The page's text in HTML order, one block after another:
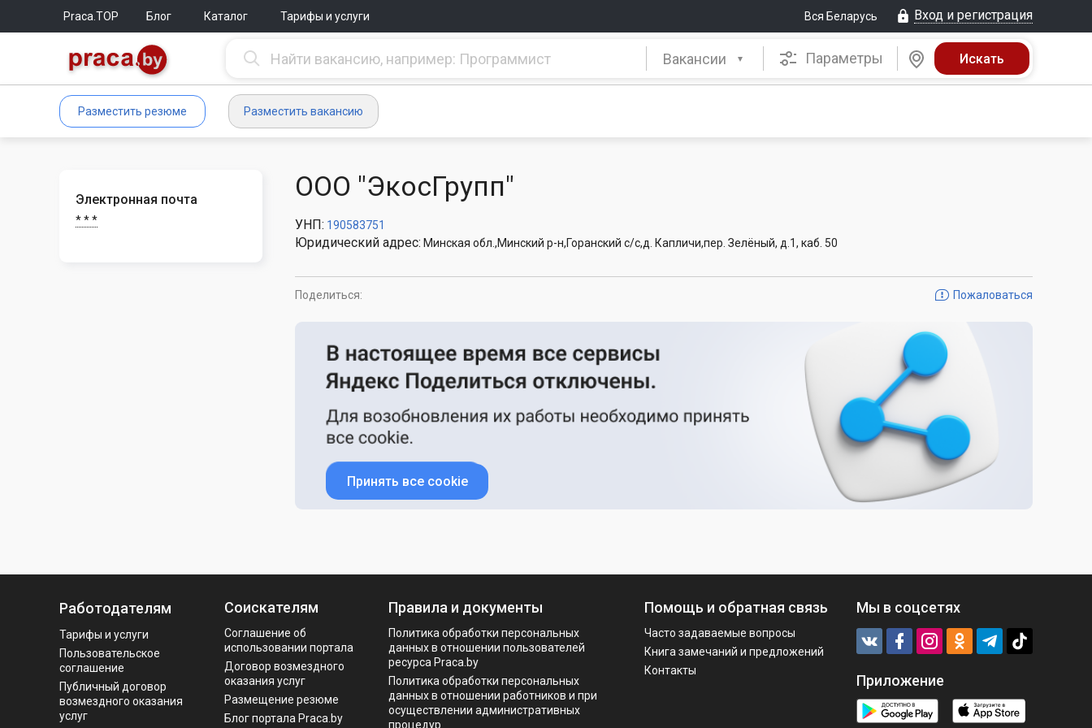
Praca.TOP Блог Каталог Тарифы и услуги Вся Беларусь Вход и регистрация
Вакансии Параметры
Разместить резюме Разместить вакансию
Электронная почта
* * *
ООО "ЭкосГрупп"
УНП: 190583751
Юридический адрес: Минская обл.,Минский р-н,Горанский с/с,д. Капличи,пер. Зелёный, д.1, каб. 50
Пожаловаться
Поделиться:
Принять все cookie
Работодателям
Тарифы и услуги
Пользовательское
соглашение
Публичный договор
возмездного оказания
услуг
Соискателям
Соглашение об
использовании портала
Договор возмездного
оказания услуг
Размещение резюме
Блог портала Praca.by
Правила и документы
Политика обработки персональных
данных в отношении пользователей
ресурса Praca.by
Политикa обработки персональных
данных в отношении работников и при
осуществлении административных
процедур
Помощь и обратная связь
Часто задаваемые вопросы
Книга замечаний и предложений
Контакты
Мы в соцсетях
Приложение